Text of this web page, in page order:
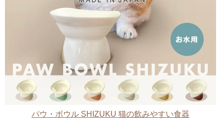
パウ・ボウル SHIZUKU 猫の飲みやすい食器